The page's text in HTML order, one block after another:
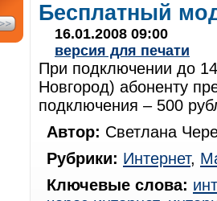
Бесплатный
16.01.2008 09:00
версия для печати
При подключении до
Новгород) абоненту
подключения – 500
Автор: Светлана
Рубрики: Интернет,
Ключевые слова: